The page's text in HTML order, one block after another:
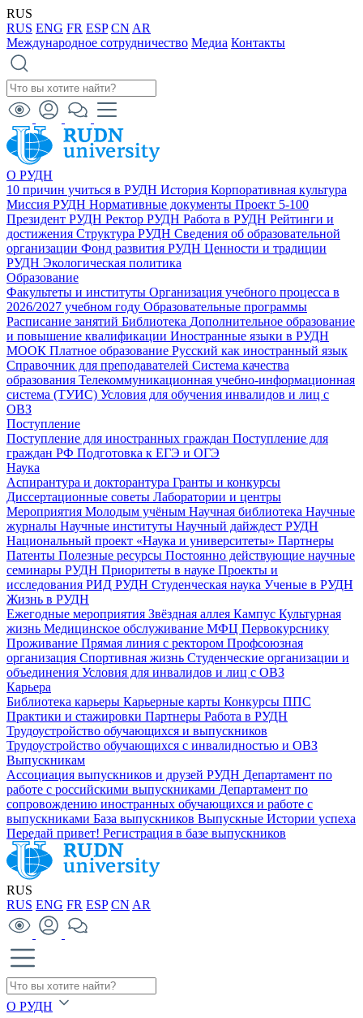
RUS
RUS ENG FR ESP CN AR
Международное сотрудничество Медиа Контакты
О РУДН
10 причин учиться в РУДН История Корпоративная культура
Миссия РУДН Нормативные документы Проект 5-100
Президент РУДН Ректор РУДН Работа в РУДН Рейтинги и
достижения Структура РУДН Сведения об образовательной
организации Фонд развития РУДН Ценности и традиции
РУДН Экологическая политика
Образование
Факультеты и институты Организация учебного процесса в
2026/2027 учебном году Образовательные программы
Расписание занятий Библиотека Дополнительное образование
и повышение квалификации Иностранные языки в РУДН
МООК Платное образование Русский как иностранный язык
Справочник для преподавателей Система качества
образования Телекоммуникационная учебно-информационная
система (ТУИС) Условия для обучения инвалидов и лиц с
ОВЗ
Поступление
Поступление для иностранных граждан Поступление для
граждан РФ Подготовка к ЕГЭ и ОГЭ
Наука
Аспирантура и докторантура Гранты и конкурсы
Диссертационные советы Лаборатории и центры
Мероприятия Молодым учёным Научная библиотека Научные
журналы Научные институты Научный дайждест РУДН
Национальный проект «Наука и университеты» Партнеры
Патенты Полезные ресурсы Постоянно действующие научные
семинары РУДН Приоритеты в науке Проекты и
исследования РИД РУДН Студенческая наука Ученые в РУДН
Жизнь в РУДН
Ежегодные мероприятия Звёздная аллея Кампус Культурная
жизнь Медицинское обслуживание МФЦ Первокурснику
Проживание Прямая линия с ректором Профсоюзная
организация Спортивная жизнь Студенческие организации и
объединения Условия для инвалидов и лиц с ОВЗ
Карьера
Библиотека карьеры Карьерные карты Конкурсы ППС
Практики и стажировки Партнеры Работа в РУДН
Трудоустройство обучающихся и выпускников
Трудоустройство обучающихся с инвалидностью и ОВЗ
Выпускникам
Ассоциация выпускников и друзей РУДН Департамент по
работе с российскими выпускниками Департамент по
сопровождению иностранных обучающихся и работе с
выпускниками База выпускников Выпускные Истории успеха
Передай привет! Регистрация в базе выпускников
RUS
RUS ENG FR ESP CN AR
О РУДН